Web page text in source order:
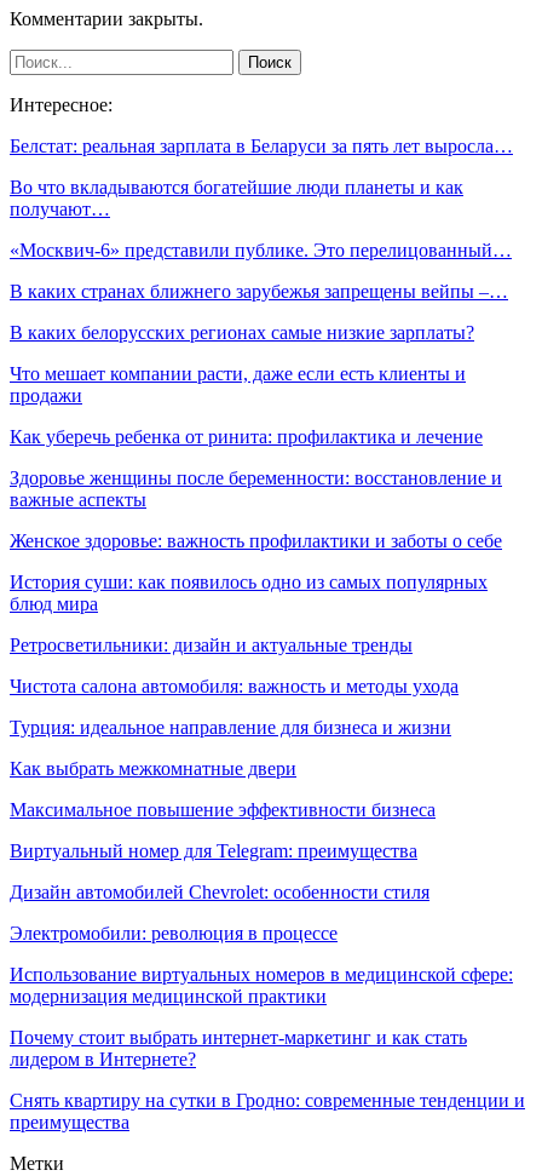
Комментарии закрыты.
Интересное:
Белстат: реальная зарплата в Беларуси за пять лет выросла…
Во что вкладываются богатейшие люди планеты и как
получают…
«Москвич-6» представили публике. Это перелицованный…
В каких странах ближнего зарубежья запрещены вейпы –…
В каких белорусских регионах самые низкие зарплаты?
Что мешает компании расти, даже если есть клиенты и
продажи
Как уберечь ребенка от ринита: профилактика и лечение
Здоровье женщины после беременности: восстановление и
важные аспекты
Женское здоровье: важность профилактики и заботы о себе
История суши: как появилось одно из самых популярных
блюд мира
Ретросветильники: дизайн и актуальные тренды
Чистота салона автомобиля: важность и методы ухода
Турция: идеальное направление для бизнеса и жизни
Как выбрать межкомнатные двери
Максимальное повышение эффективности бизнеса
Виртуальный номер для Telegram: преимущества
Дизайн автомобилей Chevrolet: особенности стиля
Электромобили: революция в процессе
Использование виртуальных номеров в медицинской сфере:
модернизация медицинской практики
Почему стоит выбрать интернет-маркетинг и как стать
лидером в Интернете?
Снять квартиру на сутки в Гродно: современные тенденции и
преимущества
Метки